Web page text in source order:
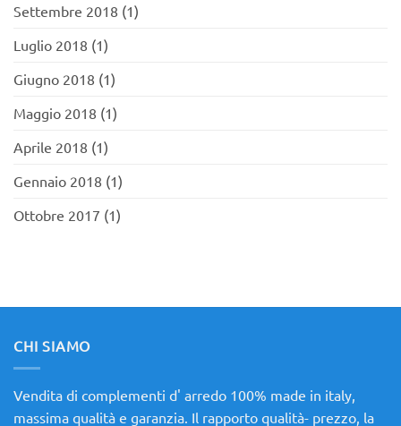
Settembre 2018 (1)
Luglio 2018 (1)
Giugno 2018 (1)
Maggio 2018 (1)
Aprile 2018 (1)
Gennaio 2018 (1)
Ottobre 2017 (1)
CHI SIAMO
Vendita di complementi d' arredo 100% made in italy,
massima qualità e garanzia. Il rapporto qualità- prezzo, la